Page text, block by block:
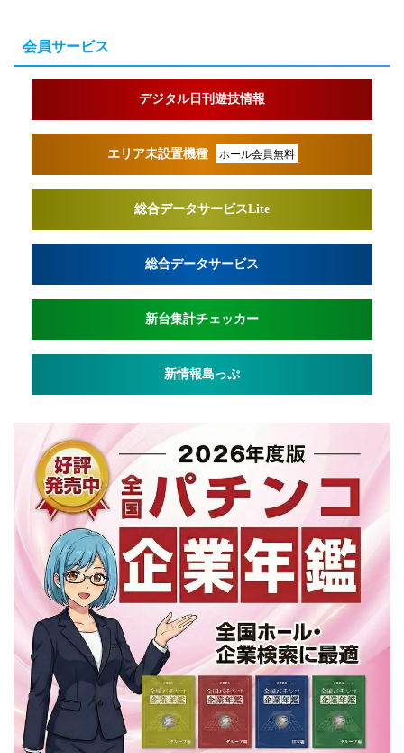
会員サービス
デジタル日刊遊技情報
エリア未設置機種 ホール会員無料
総合データサービスLite
総合データサービス
新台集計チェッカー
新情報島っぷ